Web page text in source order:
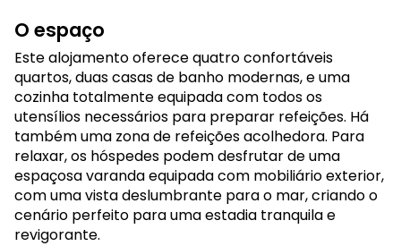
O espaço
Este alojamento oferece quatro confortáveis
quartos, duas casas de banho modernas, e uma
cozinha totalmente equipada com todos os
utensílios necessários para preparar refeições. Há
também uma zona de refeições acolhedora. Para
relaxar, os hóspedes podem desfrutar de uma
espaçosa varanda equipada com mobiliário exterior,
com uma vista deslumbrante para o mar, criando o
cenário perfeito para uma estadia tranquila e
revigorante.